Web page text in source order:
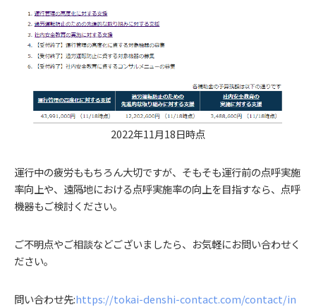
2022年11月18日時点
運行中の疲労ももちろん大切ですが、そもそも運行前の点呼実施
率向上や、遠隔地における点呼実施率の向上を目指すなら、点呼
機器もご検討ください。
ご不明点やご相談などございましたら、お気軽にお問い合わせく
ださい。
問い合わせ先:https://tokai-denshi-contact.com/contact/in